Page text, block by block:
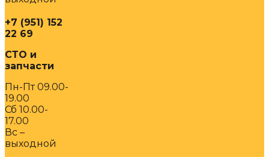
+7 (951) 152
22 69
СТО и
запчасти
Пн-Пт 09.00-
19.00
Сб 10.00-
17.00
Вс –
выходной